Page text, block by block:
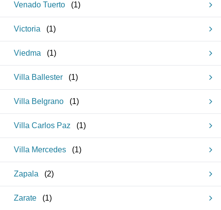
Venado Tuerto (1)
Victoria (1)
Viedma (1)
Villa Ballester (1)
Villa Belgrano (1)
Villa Carlos Paz (1)
Villa Mercedes (1)
Zapala (2)
Zarate (1)